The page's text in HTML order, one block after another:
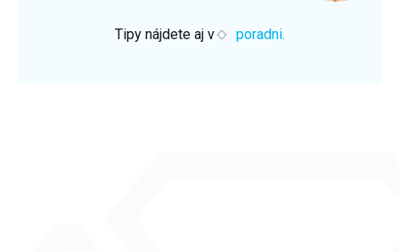
Tipy nájdete aj v poradni.